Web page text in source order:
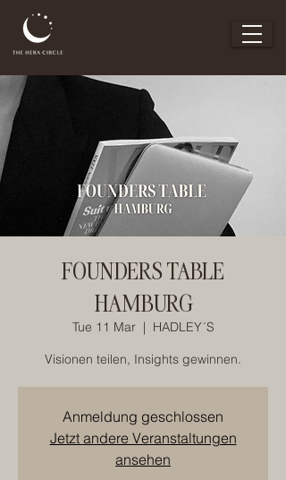
FOUNDERS TABLE
HAMBURG
Tue 11 Mar
  |
HADLEY´S
Visionen teilen, Insights gewinnen.
Anmeldung geschlossen
Jetzt andere Veranstaltungen
ansehen